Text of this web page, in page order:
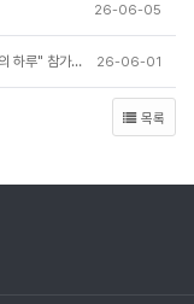
26-06-05
(6월 13일, 토 오후) 월봉서원 "선비의 하루" 참가자 모집 안내 26-06-01
목록